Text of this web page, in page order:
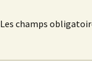
Les champs